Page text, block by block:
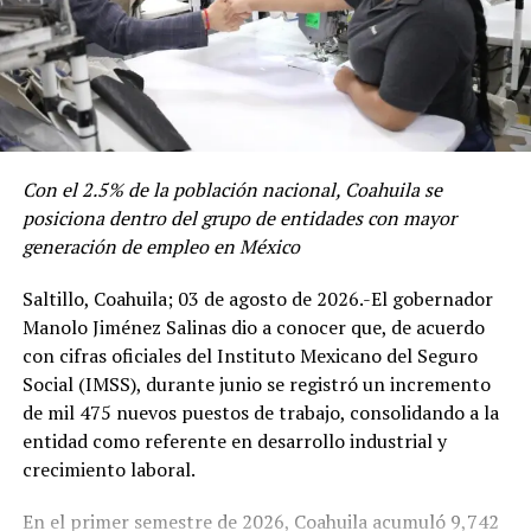
Seguridad Pública.
General Brigadier de Guardia Nacional EM Francisco
Acuña Díaz, coordinador estatal en Coahuila; General de
Brigada EM Juan Carlos Quiroz Muñoz, Comandante de
la VI Zona Militar; Capitán de Corbeta Infante de
Base de Operaciones de la Marina en Coahuila.
El Gobernador felicitó a la Fiscalía General del Estado y
a la Policía Estatal que llevaron a cabo su Conferencia
Estatal de Seguridad y Procuración de Justicia, donde
Montañez, trabajan en el análisis de la estrategia de los
principales indicadores.
Resaltó la inversión en cuarteles tanto para la Policía
Estatal como el Ejército, los arcos de seguridad, el
reforzamiento del Sistema Estatal de Videovigilancia,
unidades tácticas y otras herramientas que permiten ser
Con el 2.5% de la población nacional, Coahuila se
posiciona dentro del grupo de entidades con mayor
generación de empleo en México
Saltillo, Coahuila; 03 de agosto de 2026.-El gobernador
Manolo Jiménez Salinas dio a conocer que, de acuerdo
con cifras oficiales del Instituto Mexicano del Seguro
Social (IMSS), durante junio se registró un incremento
de mil 475 nuevos puestos de trabajo, consolidando a la
entidad como referente en desarrollo industrial y
crecimiento laboral.
En el primer semestre de 2026, Coahuila acumuló 9,742